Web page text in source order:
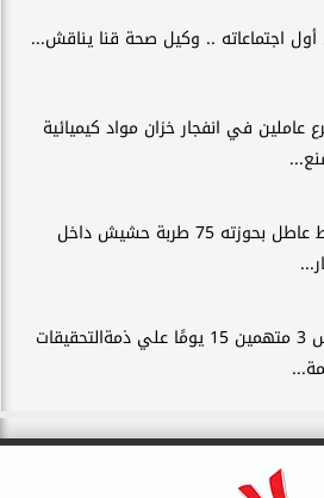
اجتماعاته .. وكيل صحة قنا يناقش...
عاملين في انفجار خزان مواد كيميائية
ضبط عاطل بحوزته 75 طربة حشيش داخل
حبس 3 متهمين 15 يومًا علي ذمةالتحقيقات